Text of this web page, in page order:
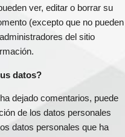
ver, editar o borrar su
(excepto que no pueden
del sitio
datos?
dejado comentarios, puede
de los datos personales
datos personales que ha